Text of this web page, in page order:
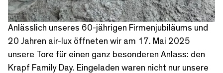
Anlässlich unseres 60-jährigen Firmenjubiläums und
20 Jahren air-lux öffneten wir am 17. Mai 2025
unsere Tore für einen ganz besonderen Anlass: den
Krapf Family Day. Eingeladen waren nicht nur unsere